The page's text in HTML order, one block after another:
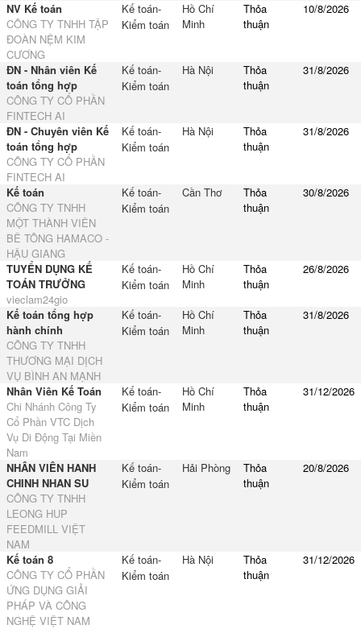
NV Kế toán
CÔNG TY TNHH TẬP
ĐOÀN NỆM KIM
CƯƠNG
Kế toán-
Kiểm toán
Hồ Chí
Minh
Thỏa
thuận
10/8/2026
ĐN - Nhân viên Kế
toán tổng hợp
CÔNG TY CỔ PHẦN
FINTECH AI
Kế toán-
Kiểm toán
Hà Nội
Thỏa
thuận
31/8/2026
ĐN - Chuyên viên Kế
toán tổng hợp
CÔNG TY CỔ PHẦN
FINTECH AI
Kế toán-
Kiểm toán
Hà Nội
Thỏa
thuận
31/8/2026
Kế toán
CÔNG TY TNHH
MỘT THÀNH VIÊN
BÊ TÔNG HAMACO -
HẬU GIANG
Kế toán-
Kiểm toán
Cần Thơ
Thỏa
thuận
30/8/2026
TUYỂN DỤNG KẾ
TOÁN TRƯỞNG
vieclam24gio
Kế toán-
Kiểm toán
Hồ Chí
Minh
Thỏa
thuận
26/8/2026
Kế toán tổng hợp
hành chính
CÔNG TY TNHH
THƯƠNG MẠI DỊCH
VỤ BÌNH AN MẠNH
Kế toán-
Kiểm toán
Hồ Chí
Minh
Thỏa
thuận
31/8/2026
Nhân Viên Kế Toán
Chi Nhánh Công Ty
Cổ Phần VTC Dịch
Vụ Di Động Tại Miền
Nam
Kế toán-
Kiểm toán
Hồ Chí
Minh
Thỏa
thuận
31/12/2026
NHÂN VIÊN HANH
CHINH NHAN SU
CÔNG TY TNHH
LEONG HUP
FEEDMILL VIỆT
NAM
Kế toán-
Kiểm toán
Hải Phòng
Thỏa
thuận
20/8/2026
Kế toán 8
CÔNG TY CỔ PHẦN
ỨNG DỤNG GIẢI
PHÁP VÀ CÔNG
NGHỆ VIỆT NAM
Kế toán-
Kiểm toán
Hà Nội
Thỏa
thuận
31/12/2026